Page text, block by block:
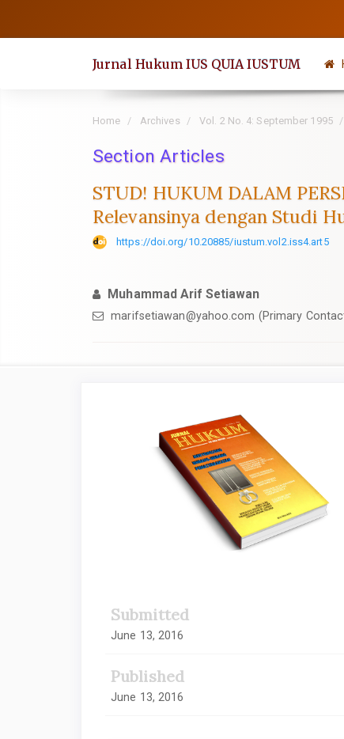
Jurnal Hukum IUS QUIA IUSTUM
Home Archives Vol. 2 No. 4: September 1995
Section Articles
STUD! HUKUM DALAM
Relevansinya dengan Studi
https://doi.org/10.20885/iustum.vol2.iss4.art5
Muhammad Arif Setiawan
marifsetiawan@yahoo.com (Primary
Sidebar
Submitted
June 13, 2016
Published
June 13, 2016